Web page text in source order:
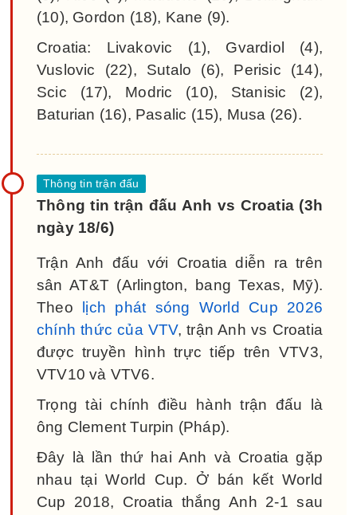
(10), Gordon (18), Kane (9).
Croatia: Livakovic (1), Gvardiol (4),
Vuslovic (22), Sutalo (6), Perisic (14),
Scic (17), Modric (10), Stanisic (2),
Baturian (16), Pasalic (15), Musa (26).
Thông tin trận đấu Anh vs Croatia (3h
ngày 18/6)
Trận Anh đấu với Croatia diễn ra trên
sân AT&T (Arlington, bang Texas, Mỹ).
Theo
lịch phát sóng World Cup 2026
chính thức của VTV, trận Anh vs Croatia
được truyền hình trực tiếp trên VTV3,
VTV10 và VTV6.
Trọng tài chính điều hành trận đấu là
ông Clement Turpin (Pháp).
Đây là lần thứ hai Anh và Croatia gặp
nhau tại World Cup. Ở bán kết World
Cup 2018, Croatia thắng Anh 2-1 sau